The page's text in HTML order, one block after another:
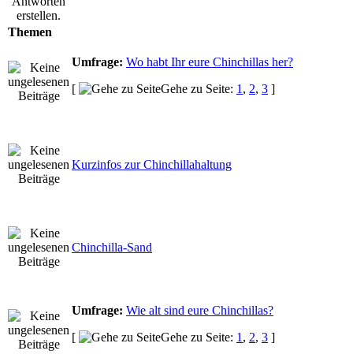
Themen
Umfrage: Wo habt Ihr eure Chinchillas her?
[
Gehe zu Seite: 1 , 2, 3 ]
Kurzinfos zur Chinchillahaltung
Chinchilla-Sand
Umfrage: Wie alt sind eure Chinchillas?
[
Gehe zu Seite: 1 , 2, 3 ]